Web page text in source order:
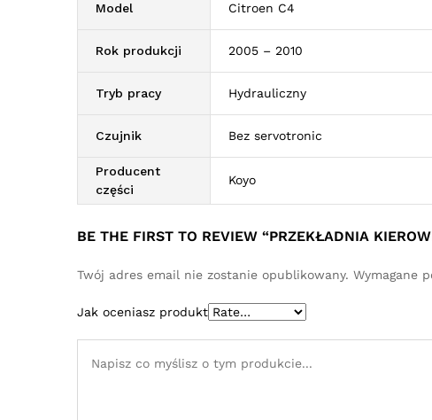
Model Citroen C4
Rok produkcji 2005 – 2010
Tryb pracy Hydrauliczny
Czujnik Bez servotronic
Producent
części
Koyo
BE THE FIRST TO REVIEW “PRZEKŁADNIA
Twój adres email nie zostanie opublikowany. Wymagane
Jak oceniasz produkt